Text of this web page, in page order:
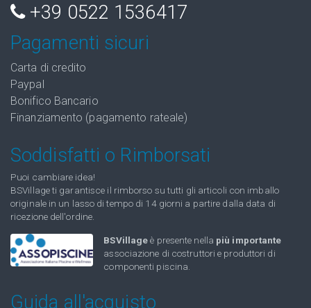
+39 0522 1536417
Pagamenti sicuri
Carta di credito
Paypal
Bonifico Bancario
Finanziamento (pagamento rateale)
Soddisfatti o Rimborsati
Puoi cambiare idea!
BSVillage ti garantisce il rimborso su tutti gli articoli con imballo
originale in un lasso di tempo di 14 giorni a partire dalla data di
ricezione dell'ordine.
BSVillageè presente nella più importante
associazione di costruttori e produttori di
componenti piscina.
Guida all'acquisto